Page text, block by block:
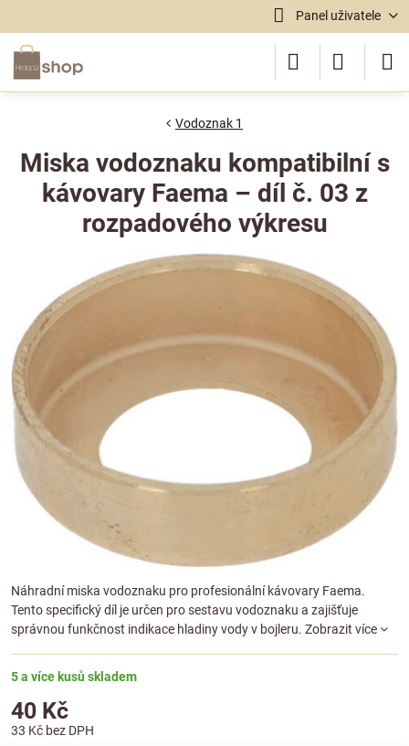
Panel uživatele
Vodoznak 1
Miska vodoznaku kompatibilní s
kávovary Faema – díl č. 03 z
rozpadového výkresu
Náhradní miska vodoznaku pro profesionální kávovary Faema.
Tento specifický díl je určen pro sestavu vodoznaku a zajišťuje
správnou funkčnost indikace hladiny vody v bojleru. Zobrazit více
5 a více kusů skladem
40 Kč
33 Kč bez DPH